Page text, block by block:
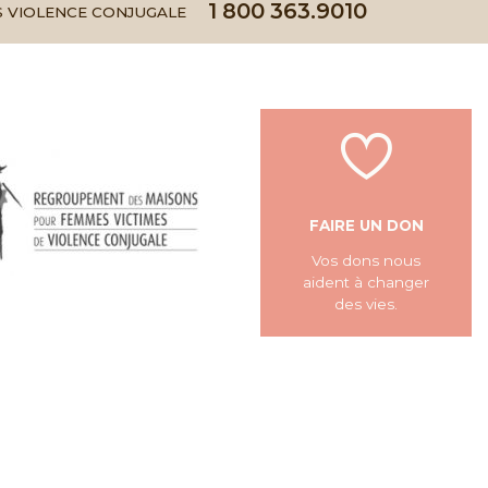
VIOLENCE CONJUGALE 1 800 363.9010
FAIRE UN DON
Vos dons nous
aident à changer
des vies.